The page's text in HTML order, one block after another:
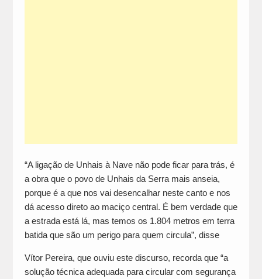
“A ligação de Unhais à Nave não pode ficar para trás, é
a obra que o povo de Unhais da Serra mais anseia,
porque é a que nos vai desencalhar neste canto e nos
dá acesso direto ao maciço central. É bem verdade que
a estrada está lá, mas temos os 1.804 metros em terra
batida que são um perigo para quem circula”, disse
Vítor Pereira, que ouviu este discurso, recorda que “a
solução técnica adequada para circular com segurança